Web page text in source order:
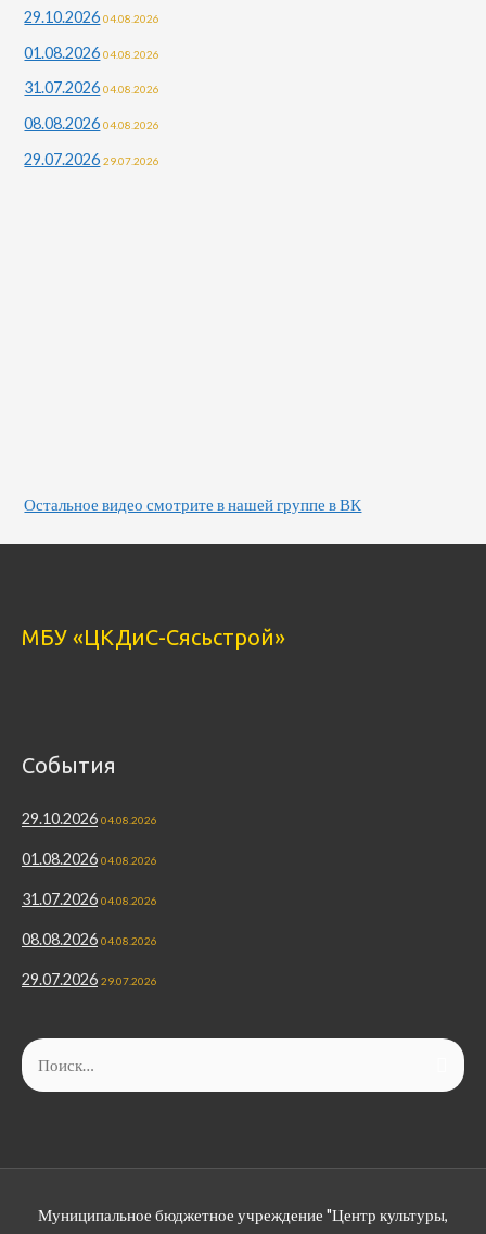
:29.10.2026 04.08.2026
01.08.2026 04.08.2026
31.07.2026 04.08.2026
08.08.2026 04.08.2026
29.07.2026 29.07.2026
Остальное видео смотрите в нашей группе в ВК
МБУ «ЦКДиС-Сясьстрой»
События
29.10.2026 04.08.2026
01.08.2026 04.08.2026
31.07.2026 04.08.2026
08.08.2026 04.08.2026
29.07.2026 29.07.2026
Найти:
Муниципальное бюджетное учреждение "Центр культуры,